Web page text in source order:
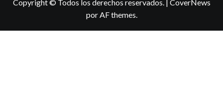
Copyright © Todos los derechos reservados. | CoverNews
por AF themes.